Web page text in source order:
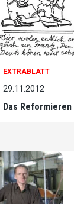
EXTRABLATT
29.11.2012
Das